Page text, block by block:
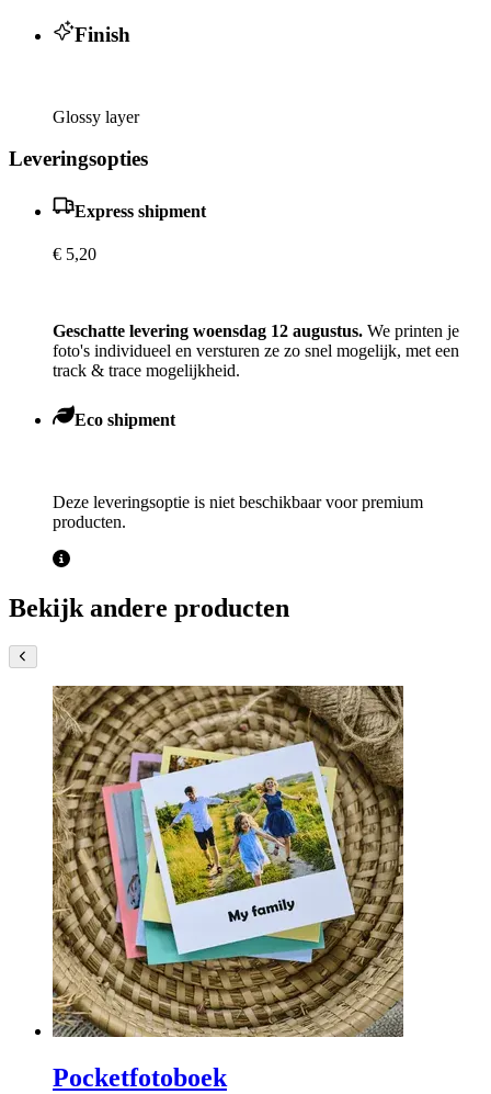
Finish
Glossy layer
Leveringsopties
Express shipment
€ 5,20
Geschatte levering woensdag 12 augustus. We printen je
foto's individueel en versturen ze zo snel mogelijk, met een
track & trace mogelijkheid.
Eco shipment
Deze leveringsoptie is niet beschikbaar voor premium
producten.
Bekijk andere producten
Pocketfotoboek